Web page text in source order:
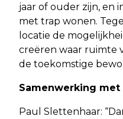
jaar of ouder zijn, en
met trap wonen.
locatie de
creëren waar ruimte
de toekomstige
Samenwerking
Paul Slettenhaar: